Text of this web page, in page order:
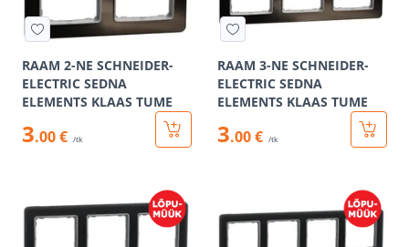
RAAM 2-NE SCHNEIDER-
ELECTRIC SEDNA
ELEMENTS KLAAS TUME
3.00 € /tk
RAAM 3-NE SCHNEIDER-
ELECTRIC SEDNA
ELEMENTS KLAAS TUME
3.00 € /tk